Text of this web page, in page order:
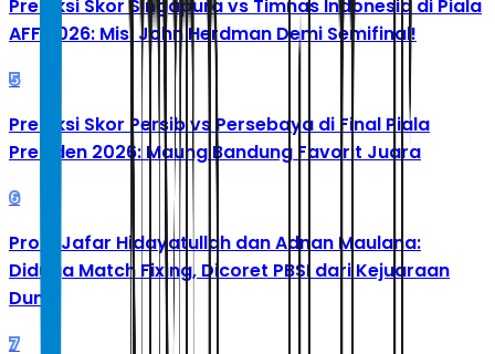
Prediksi Skor Singapura vs Timnas Indonesia di Piala
AFF 2026: Misi John Herdman Demi Semifinal!
5
Prediksi Skor Persib vs Persebaya di Final Piala
Presiden 2026: Maung Bandung Favorit Juara
6
Profil Jafar Hidayatullah dan Adnan Maulana:
Diduga Match Fixing, Dicoret PBSI dari Kejuaraan
Dunia
7